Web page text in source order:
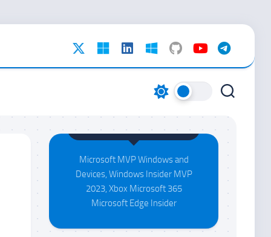
Maison da Silva
Microsoft MVP Windows and
Devices, Windows Insider MVP
2023, Xbox Microsoft 365
Microsoft Edge Insider